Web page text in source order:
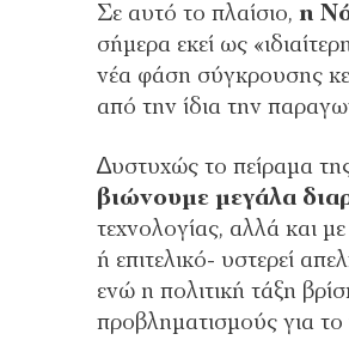
Σε αυτό το πλαίσιο, η
σήµερα εκεί ως
νέα φάση σύγκρουσης
από την ίδια την
∆υστυχώς το πείραµα
βιώνουµε µεγάλα
τεχνολογίας, αλλά και
ή επιτελικό- υστερεί
ενώ η πολιτική τάξη
προβληµατισµούς για το